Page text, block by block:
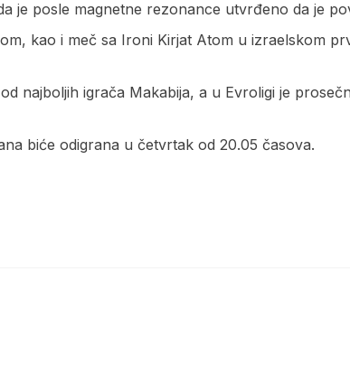
je posle magnetne rezonance utvrđeno da je
kao i meč sa Ironi Kirjat Atom u izraelskom
najboljih igrača Makabija, a u Evroligi je
biće odigrana u četvrtak od 20.05 časova.